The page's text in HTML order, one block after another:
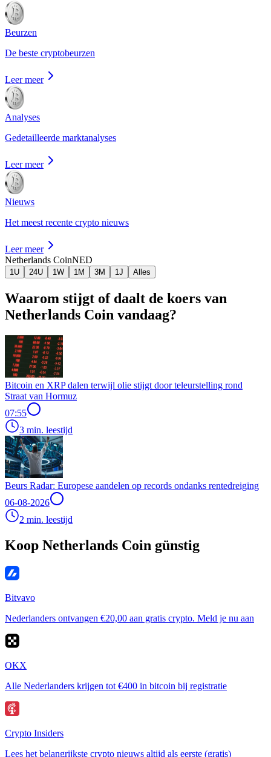
Beurzen
De beste cryptobeurzen
Leer meer
Analyses
Gedetailleerde marktanalyses
Leer meer
Nieuws
Het meest recente crypto nieuws
Leer meer
Netherlands CoinNED
1U 24U 1W 1M 3M 1J Alles
Waarom stijgt of daalt de koers van
Netherlands Coin vandaag?
Bitcoin en XRP dalen terwijl olie stijgt door teleurstelling rond
Straat van Hormuz
07:55
3 min. leestijd
Beurs Radar: Europese aandelen op records ondanks rentedreiging
06-08-2026
2 min. leestijd
Koop Netherlands Coin günstig
Bitvavo
Nederlanders ontvangen €20,00 aan gratis crypto. Meld je nu aan
OKX
Alle Nederlanders krijgen tot €400 in bitcoin bij registratie
Crypto Insiders
Lees het belangrijkste crypto nieuws altijd als eerste (gratis)